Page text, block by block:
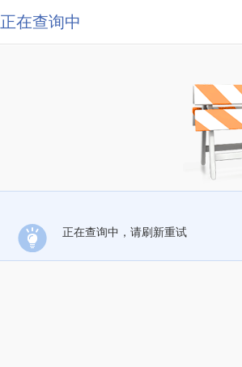
正在查询中
正在查询中，请刷新重试